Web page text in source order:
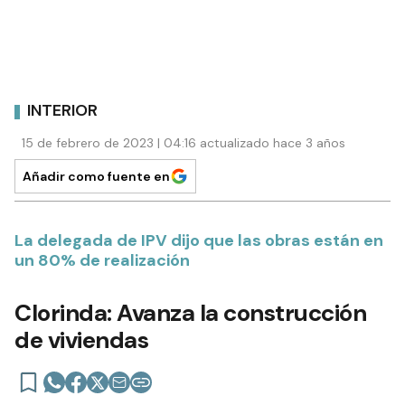
INTERIOR
15 de febrero de 2023 | 04:16 actualizado hace 3 años
Añadir como fuente en
La delegada de IPV dijo que las obras están en
un 80% de realización
Clorinda: Avanza la construcción
de viviendas